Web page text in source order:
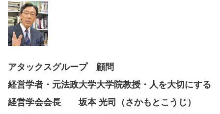
アタックスグループ 顧問
経営学者・元法政大学大学院教授・人を大切にする
経営学会会長 坂本 光司（さかもとこうじ）